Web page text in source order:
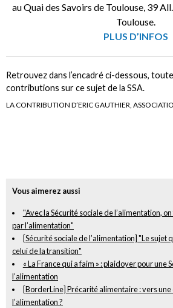
au Quai des Savoirs de Toulouse, 39
Toulouse.
PLUS D’INFOS
Retrouvez dans l’encadré ci-dessous,
contributions sur ce sujet de la SSA.
LA CONTRIBUTION D’ERIC GAUTHIER,
Vous aimerez aussi
"Avec la Sécurité sociale de l’alimentation,
par l’alimentation"
[Sécurité sociale de l’alimentation] "Le sujet
celui de la transition"
« La France qui a faim » : plaidoyer pour une
l’alimentation
[BorderLine] Précarité alimentaire : vers
l’alimentation ?